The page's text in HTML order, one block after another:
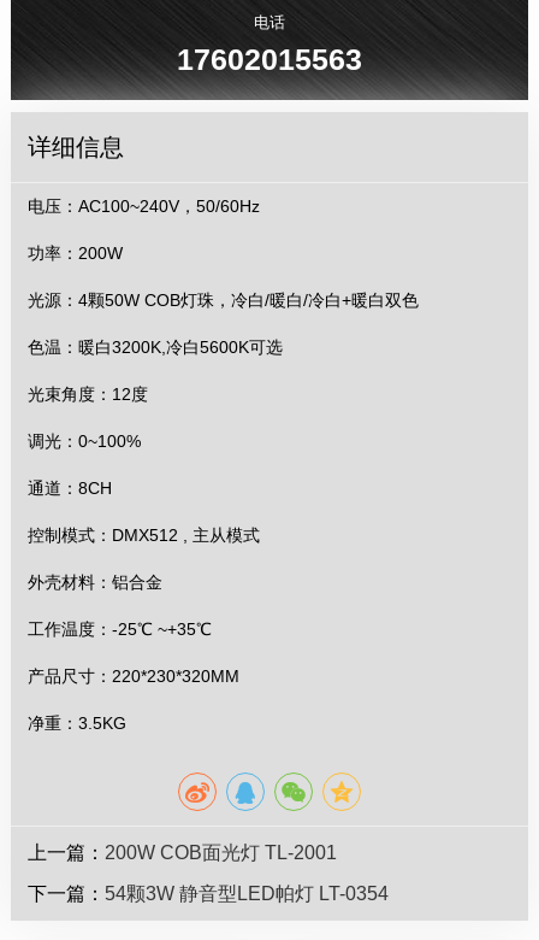
电话
17602015563
详细信息
电压：AC100~240V，50/60Hz
功率：200W
光源：4颗50W COB灯珠，冷白/暖白/冷白+暖白双色
色温：暖白3200K,冷白5600K可选
光束角度：12度
调光：0~100%
通道：8CH
控制模式：DMX512 , 主从模式
外壳材料：铝合金
工作温度：-25℃ ~+35℃
产品尺寸：220*230*320MM
净重：3.5KG
上一篇： 200W COB面光灯 TL-2001
下一篇： 54颗3W 静音型LED帕灯 LT-0354